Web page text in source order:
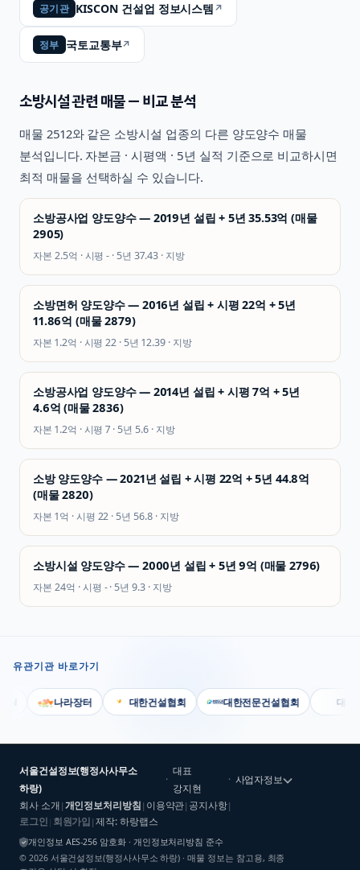
공기관 KISCON 건설업 정보시스템↗
정부 국토교통부↗
소방시설관련 매물 — 비교 분석
매물 2512와 같은 소방시설 업종의 다른 양도양수 매물
분석입니다. 자본금 · 시평액 · 5년 실적 기준으로 비교하시면
최적 매물을 선택하실 수 있습니다.
소방공사업 양도양수 — 2019년 설립 + 5년 35.53억 (매물
2905)
자본 2.5억 · 시평- · 5년37.43· 지방
소방면허 양도양수 — 2016년 설립 + 시평 22억 + 5년
11.86억 (매물 2879)
자본 1.2억 · 시평22 · 5년12.39· 지방
소방공사업 양도양수 — 2014년 설립 + 시평 7억 + 5년
4.6억 (매물 2836)
자본 1.2억 · 시평7 · 5년 5.6· 지방
소방 양도양수 — 2021년 설립 + 시평 22억 + 5년 44.8억
(매물 2820)
자본 1억 · 시평 22 · 5년 56.8· 지방
소방시설 양도양수 — 2000년 설립 + 5년 9억 (매물 2796)
자본 24억 · 시평 -· 5년9.3 · 지방
유관기관 바로가기
나라장터 대한건설협회 대한전문건설협회 대한기
서울건설정보(행정사사무소
하랑)
·
대표
강지현
· 사업자정보
회사 소개 | 개인정보처리방침 | 이용약관| 공지사항|
로그인 회원가입 |제작: 하랑랩스
개인정보 AES-256 암호화 · 개인정보처리방침 준수
© 2026 서울건설정보(행정사사무소 하랑) · 매물 정보는 참고용, 최종